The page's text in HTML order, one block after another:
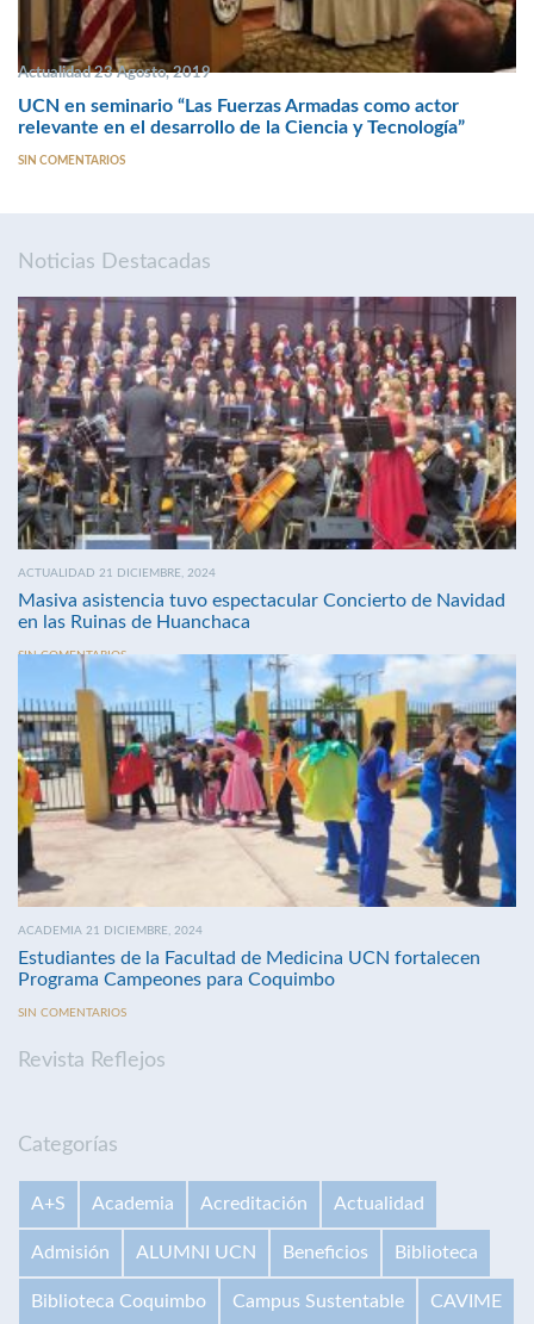
Actualidad 23 Agosto, 2019
UCN en seminario “Las Fuerzas Armadas como actor
relevante en el desarrollo de la Ciencia y Tecnología”
SIN COMENTARIOS
Noticias Destacadas
ACTUALIDAD 21 DICIEMBRE, 2024
Masiva asistencia tuvo espectacular Concierto de Navidad
en las Ruinas de Huanchaca
SIN COMENTARIOS
ACADEMIA 21 DICIEMBRE, 2024
Estudiantes de la Facultad de Medicina UCN fortalecen
Programa Campeones para Coquimbo
SIN COMENTARIOS
Revista Reflejos
Categorías
A+S Academia Acreditación Actualidad
Admisión ALUMNI UCN Beneficios Biblioteca
Biblioteca Coquimbo Campus Sustentable CAVIME